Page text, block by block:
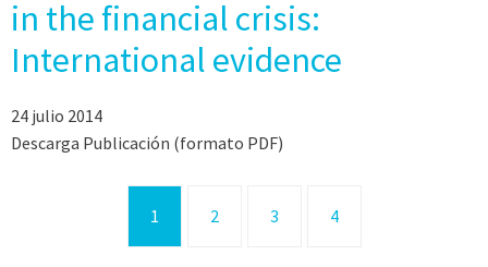
in the financial crisis:
International evidence
24 julio 2014
Descarga Publicación (formato PDF)
1 2 3 4